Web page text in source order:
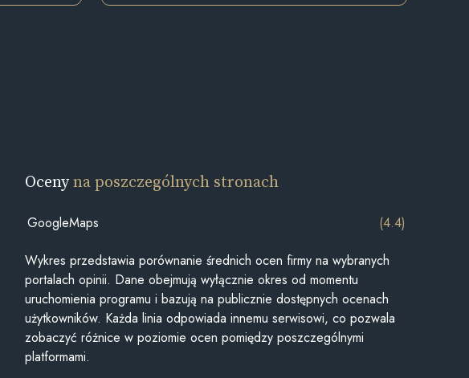
Ocenyna poszczególnych stronach
GoogleMaps (4.4)
Wykres przedstawia porównanie średnich ocen firmy na wybranych
portalach opinii. Dane obejmują wyłącznie okres od momentu
uruchomienia programu i bazują na publicznie dostępnych ocenach
użytkowników. Każda linia odpowiada innemu serwisowi, co pozwala
zobaczyć różnice w poziomie ocen pomiędzy poszczególnymi
platformami.